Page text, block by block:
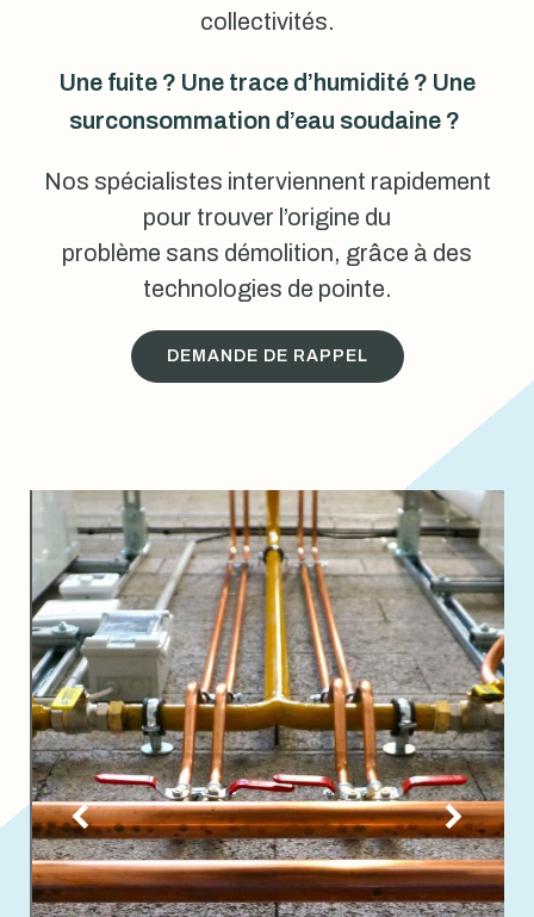
collectivités.
Une fuite ? Une trace d’humidité ? Une
surconsommation d’eau soudaine ?
Nos spécialistes interviennent rapidement
pour trouver l’origine du
problème sans démolition, grâce à des
technologies de pointe.
DEMANDE DE RAPPEL